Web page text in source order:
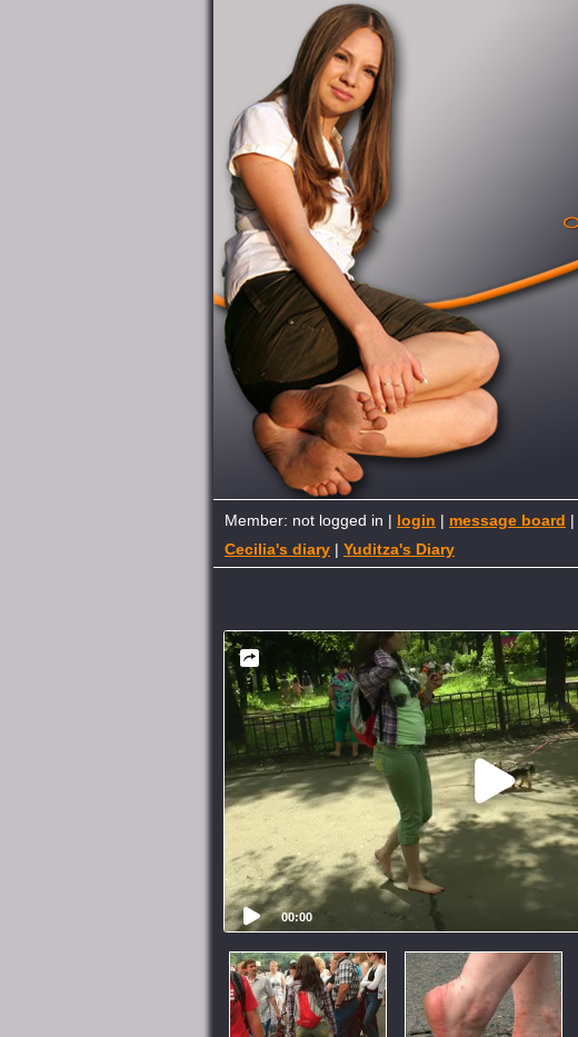
Member: not logged in | login | message board |
Cecilia's diary | Yuditza's Diary
00:00